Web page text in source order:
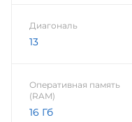
Диагональ
13
Оперативная память
(RAM)
16 Гб